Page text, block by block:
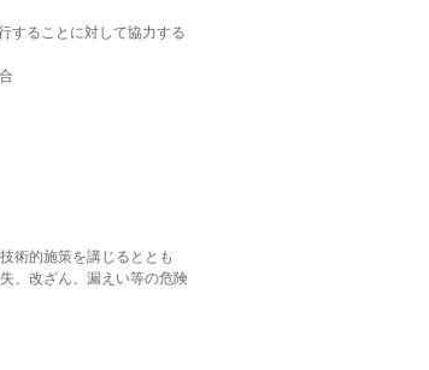
することに対して協力する
術的施策を講じるととも
、改ざん、漏えい等の危険